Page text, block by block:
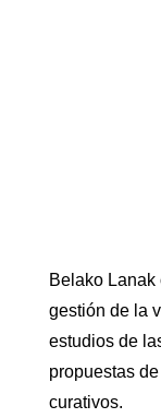
Belako Lanak
gestión de la
estudios de
propuestas
curativos.